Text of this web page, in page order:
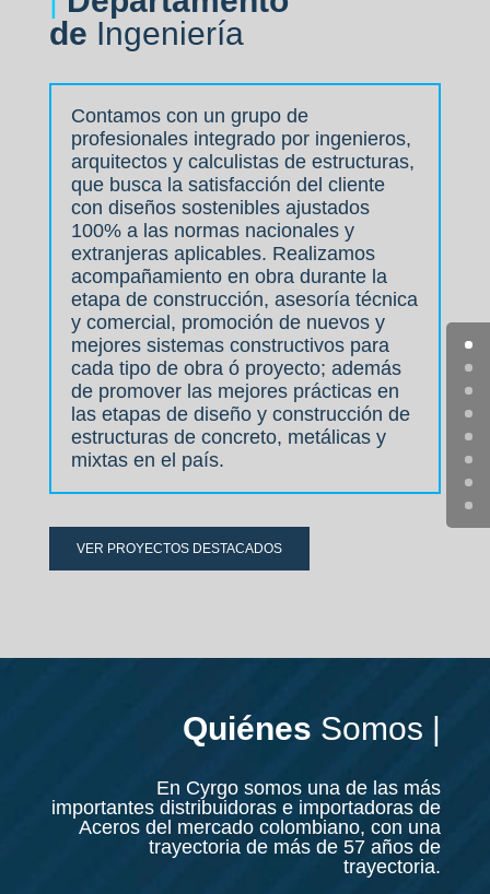
de Ingeniería
Contamos con un grupo de
profesionales integrado por ingenieros,
arquitectos y calculistas de estructuras,
que busca la satisfacción del cliente
con diseños sostenibles ajustados
100% a las normas nacionales y
extranjeras aplicables. Realizamos
acompañamiento en obra durante la
etapa de construcción, asesoría técnica
y comercial, promoción de nuevos y
mejores sistemas constructivos para
cada tipo de obra ó proyecto; además
de promover las mejores prácticas en
las etapas de diseño y construcción de
estructuras de concreto, metálicas y
mixtas en el país.
VER PROYECTOS DESTACADOS
Quiénes Somos |
En Cyrgo somos una de las más
importantes distribuidoras e importadoras de
Aceros del mercado colombiano, con una
trayectoria de más de 57 años de
trayectoria.